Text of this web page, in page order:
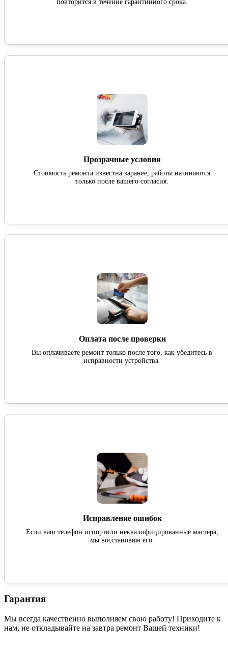
повторится в течение гарантийного срока.
Прозрачные условия
Стоимость ремонта известна заранее, работы начинаются
только после вашего согласия.
Оплата после проверки
Вы оплачиваете ремонт только после того, как убедитесь в
исправности устройства.
Исправление ошибок
Если ваш телефон испортили неквалифицированные мастера,
мы восстановим его.
Гарантия
Мы всегда качественно выполняем свою работу! Приходите к
нам, не откладывайте на завтра ремонт Вашей техники!